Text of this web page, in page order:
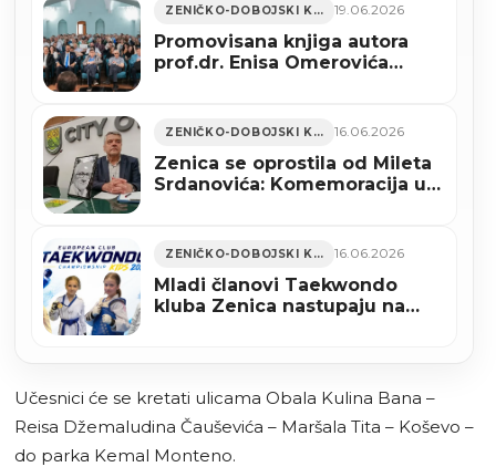
ZENIČKO-DOBOJSKI KANTON 19.06.2026
Promovisana knjiga autora
prof.dr. Enisa Omerovića
ZENIČKO-DOBOJSKI KANTON 16.06.2026
Zenica se oprostila od Mileta
Srdanovića: Komemoracija u
ZENIČKO-DOBOJSKI KANTON 16.06.2026
Mladi članovi Taekwondo
kluba Zenica nastupaju na
Učesnici će se kretati ulicama Obala Kulina Bana –
Reisa Džemaludina Čauševića – Maršala Tita – Koševo –
do parka Kemal Monteno.